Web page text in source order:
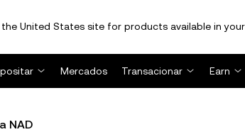
United States site for products available in your
Mercados Transacionar Earn
NAD